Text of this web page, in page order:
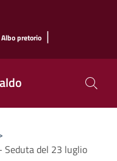
Albo pretorio |
Seduta del 23 luglio